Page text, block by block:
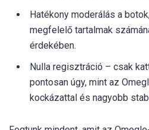
Hatékony moderálás a
megfelelő tartalmak
érdekében.
Nulla regisztráció – csak
pontosan úgy, mint az
kockázattal és nagyobb